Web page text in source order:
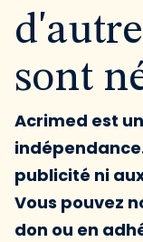
sont
Acrimed est
publicité ni
Vous pouvez
don ou en